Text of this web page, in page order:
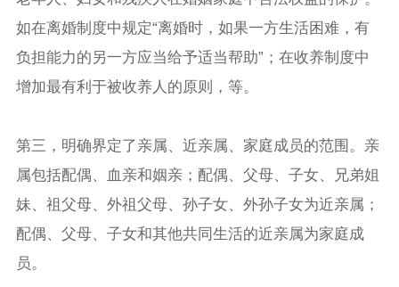
如在离婚制度中规定“离婚时，如果一方生活困难，有
负担能力的另一方应当给予适当帮助”；在收养制度中
增加最有利于被收养人的原则，等。
第三，明确界定了亲属、近亲属、家庭成员的范围。亲
属包括配偶、血亲和姻亲；配偶、父母、子女、兄弟姐
妹、祖父母、外祖父母、孙子女、外孙子女为近亲属；
配偶、父母、子女和其他共同生活的近亲属为家庭成
员。